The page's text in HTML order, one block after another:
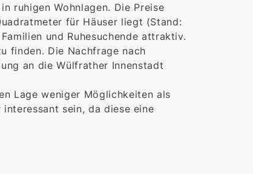
ruhigen Wohnlagen. Die Preise
für Häuser liegt (Stand:
und Ruhesuchende attraktiv.
finden. Die Nachfrage nach
an die Wülfrather Innenstadt
Lage weniger Möglichkeiten als
sein, da diese eine